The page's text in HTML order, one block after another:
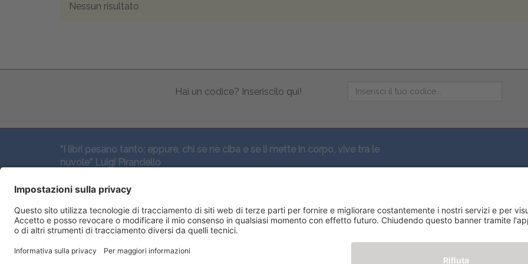
Nessun risultato
Hai un codice? Inseriscilo qui!
“I libri pesano tanto: eppure, chi se ne ciba e se li mette in corpo, vive tra le
nuvole” Luigi Pirandello
SEGUICI QUI: